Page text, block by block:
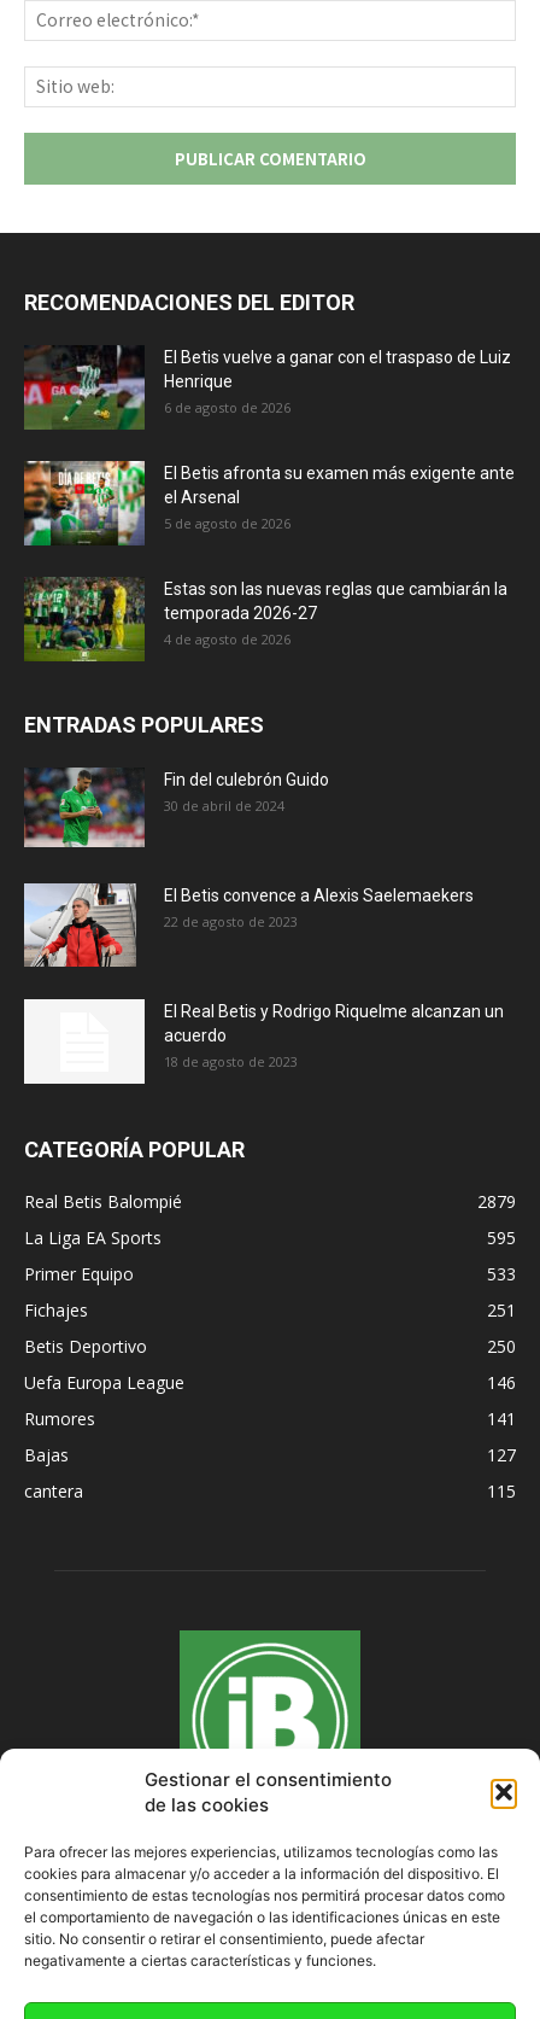
Gestionar el consentimiento
de las cookies
Para ofrecer las mejores experiencias, utilizamos tecnologías como las
cookies para almacenar y/o acceder a la información del dispositivo. El
consentimiento de estas tecnologías nos permitirá procesar datos como
el comportamiento de navegación o las identificaciones únicas en este
sitio. No consentir o retirar el consentimiento, puede afectar
negativamente a ciertas características y funciones.
RECOMENDACIONES DEL EDITOR
El Betis vuelve a ganar con el traspaso de Luiz
Henrique
6 de agosto de 2026
El Betis afronta su examen más exigente ante
el Arsenal
5 de agosto de 2026
Estas son las nuevas reglas que cambiarán la
temporada 2026-27
4 de agosto de 2026
ENTRADAS POPULARES
Fin del culebrón Guido
30 de abril de 2024
El Betis convence a Alexis Saelemaekers
22 de agosto de 2023
El Real Betis y Rodrigo Riquelme alcanzan un
acuerdo
18 de agosto de 2023
CATEGORÍA POPULAR
Real Betis Balompié
2879
La Liga EA Sports
595
Primer Equipo
533
Fichajes
251
Betis Deportivo
250
Uefa Europa League
146
Rumores
141
Bajas
127
cantera
115
SOBRE NOSOTROS